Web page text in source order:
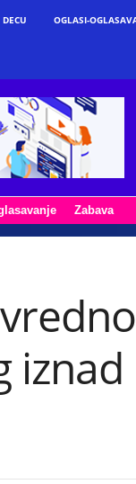
OGLASI-
Zabava
iznad